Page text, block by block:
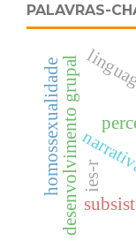
PALAVRAS-
desenvolvimento grupal
homossexualidade ies-r